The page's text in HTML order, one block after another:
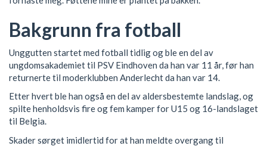
Bakgrunn fra fotball
Unggutten startet med fotball tidlig og ble en del av
ungdomsakademiet til PSV Eindhoven da han var 11 år, før han
returnerte til moderklubben Anderlecht da han var 14.
Etter hvert ble han også en del av aldersbestemte landslag, og
spilte henholdsvis fire og fem kamper for U15 og 16-landslaget
til Belgia.
Skader sørget imidlertid for at han meldte overgang til